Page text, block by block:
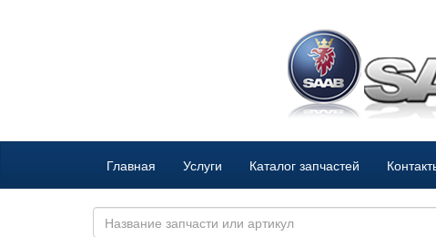
Главная Услуги Каталог запчастей